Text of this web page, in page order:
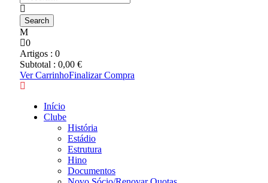
0
Artigos : 0
Subtotal : 0,00 €
Ver CarrinhoFinalizar Compra
Início
Clube
História
Estádio
Estrutura
Hino
Documentos